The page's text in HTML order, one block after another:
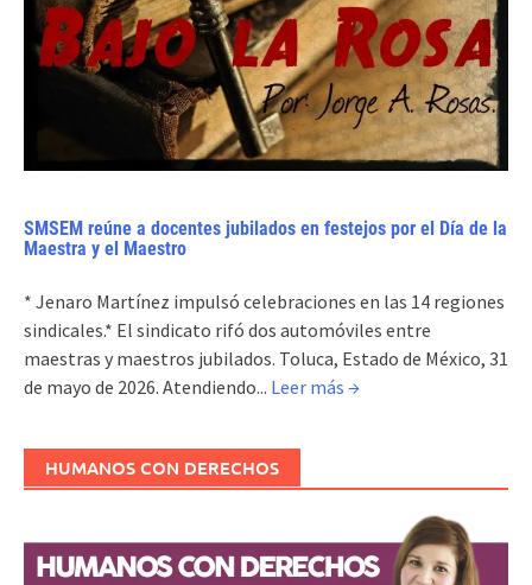
SMSEM reúne a docentes jubilados en festejos por el Día de la
Maestra y el Maestro
* Jenaro Martínez impulsó celebraciones en las 14 regiones
sindicales.* El sindicato rifó dos automóviles entre
maestras y maestros jubilados. Toluca, Estado de México, 31
de mayo de 2026. Atendiendo... Leer más →
HUMANOS CON DERECHOS